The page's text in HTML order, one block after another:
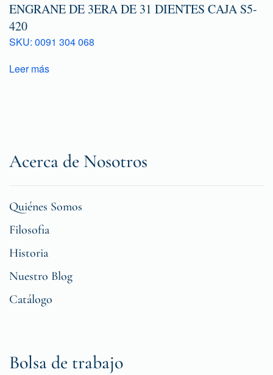
ENGRANE DE 3ERA DE 31 DIENTES CAJA S5-
420
SKU: 0091 304 068
Leer más
Acerca de Nosotros
Quiénes Somos
Filosofia
Historia
Nuestro Blog
Catálogo
Bolsa de trabajo